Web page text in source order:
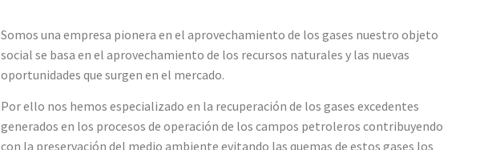
Somos una empresa pionera en el aprovechamiento de los gases nuestro objeto
social se basa en el aprovechamiento de los recursos naturales y las nuevas
oportunidades que surgen en el mercado.
Por ello nos hemos especializado en la recuperación de los gases excedentes
generados en los procesos de operación de los campos petroleros contribuyendo
con la preservación del medio ambiente evitando las quemas de estos gases los